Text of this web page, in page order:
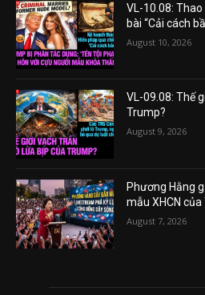
VL-10.08:
bài “Cải cách
August 10, 2026
VL-09.08: Thế
Trump?
August 9, 2026
Phương Hằng
mẫu XHCN của
August 7, 2026